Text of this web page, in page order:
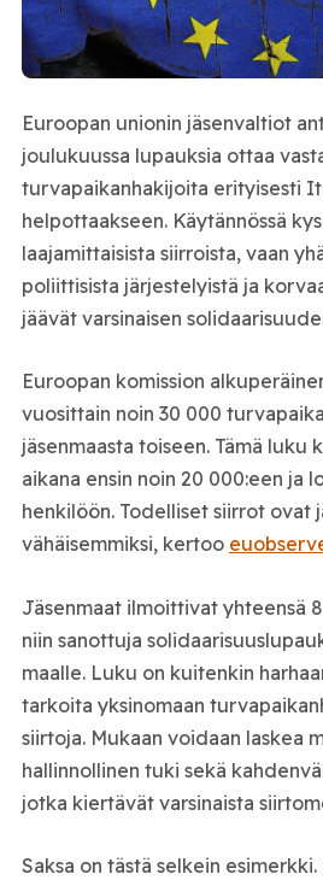
Euroopan unionin jäsenvaltiot
joulukuussa lupauksia ottaa
turvapaikanhakijoita erityisesti
helpottaakseen. Käytännössä
laajamittaisista siirroista, vaan
poliittisista järjestelyistä ja
jäävät varsinaisen
Euroopan komission
vuosittain noin 30 000
jäsenmaasta toiseen. Tämä
aikana ensin noin 20 000:een ja
henkilöön. Todelliset siirrot ovat
vähäisemmiksi, kertoo
Jäsenmaat ilmoittivat yhteensä
niin sanottuja
maalle. Luku on kuitenkin
tarkoita yksinomaan
siirtoja. Mukaan voidaan laskea
hallinnollinen tuki sekä
jotka kiertävät varsinaista
Saksa on tästä selkein esimerkki.